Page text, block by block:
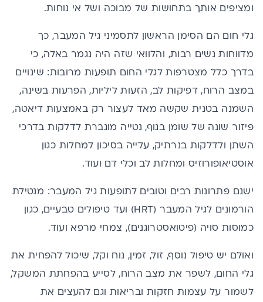
ומציפים אותך בתחושות של מבוכה ושל אי נוחות.
גלי חום הם הסימן הראשון לתסמיני גיל המעבר, כך
מדווחות נשים רבות, והלוואי שזה היה נגמר באלה, כי
בדרך כלל מצטרפות לגלי החום תופעות מרובות: שינויים
במצב הרוח, דפיקות לב, הזעות ליליות, הפרעות בשינה,
השמנה בטנית שקשה מאד לעצור רק באמצעות דיאטה,
פיזור שונה של שומן בגוף, נטייה מוגברת לדלקות בדרכי
השתן ולדלקות בנרתיק, עלייה בסיכון למחלות כגון
אוסטיאופורוזיס ומחלות לב וכלי דם ועוד.
ישנם פתרונות רבים וטובים לתופעות גיל המעבר: מנטילת
הורמונים לגיל המעבר (HRT) ועד טיפולים טבעיים, כגון
כמוסות סויה (פיטואסטרוגנים), צמחי מרפא ועוד.
ואולם יש טיפול נוסף, זול, זמין, נוח וקל, שיכול להפחית את
גלי החום, לשפר את מצב הרוח, לסייע בהפחתת המשקל,
לשמור על עצמות חזקות ובריאות וגם להעצים את